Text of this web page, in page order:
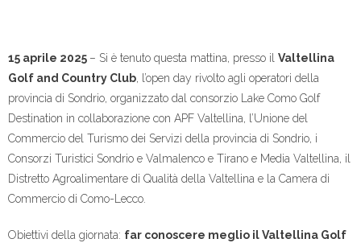
15 aprile 2025 – Si è tenuto questa mattina, presso il Valtellina
Golf and Country Club , l’open day rivolto agli operatori della
provincia di Sondrio, organizzato dal consorzio Lake Como Golf
Destination in collaborazione con APF Valtellina, l’Unione del
Commercio del Turismo dei Servizi della provincia di Sondrio, i
Consorzi Turistici Sondrio e Valmalenco e Tirano e Media Valtellina, il
Distretto Agroalimentare di Qualità della Valtellina e la Camera di
Commercio di Como-Lecco.
Obiettivi della giornata: far conoscere meglio il Valtellina Golf